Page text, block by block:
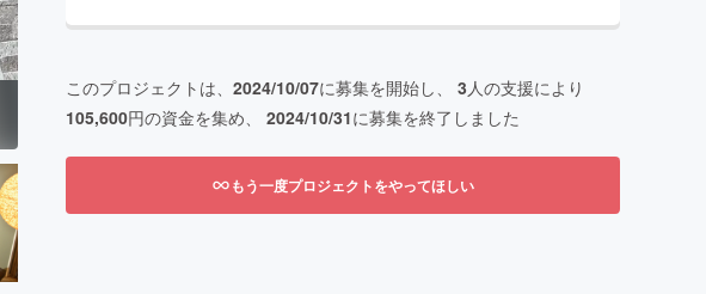
このプロジェクトは、 2024/10/07に募集を開始し、 3人の支援により
105,600円の資金を集め、 2024/10/31に募集を終了しました
もう一度プロジェクトをやってほしい